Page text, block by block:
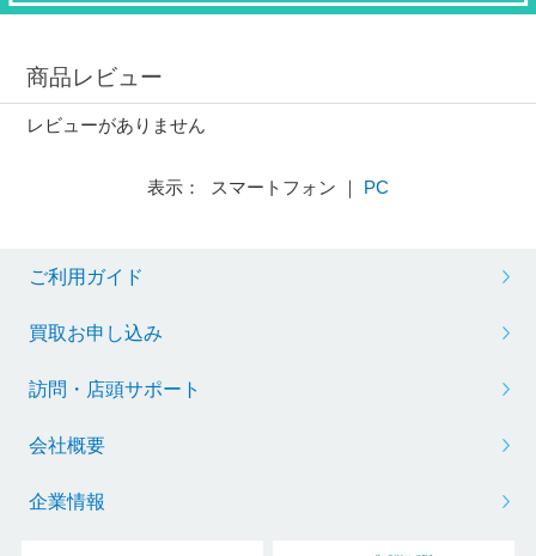
商品レビュー
レビューがありません
表示： スマートフォン ｜ PC
ご利用ガイド
買取お申し込み
訪問・店頭サポート
会社概要
企業情報